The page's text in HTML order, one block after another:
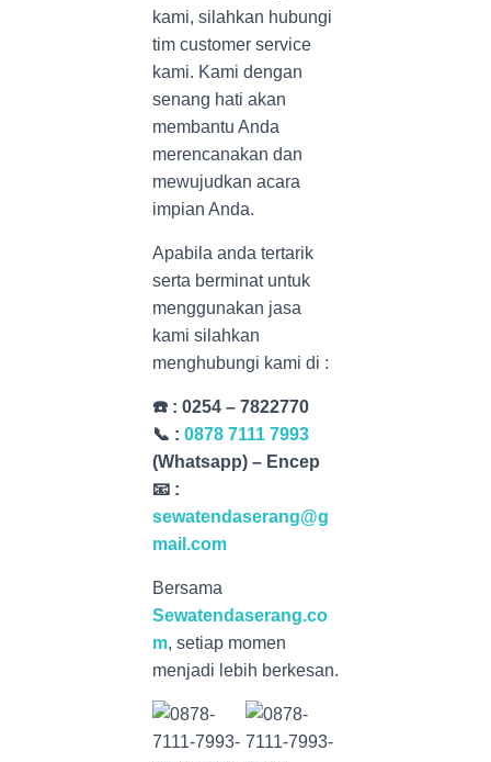
kami, silahkan hubungi
tim customer service
kami. Kami dengan
senang hati akan
membantu Anda
merencanakan dan
mewujudkan acara
impian Anda.
Apabila anda tertarik
serta berminat untuk
menggunakan jasa
kami silahkan
menghubungi kami di :
☎️ : 0254 – 7822770
📞 : 0878 7111 7993
(Whatsapp) – Encep
📧 :
sewatendaserang@g
mail.com
Bersama
Sewatendaserang.co
m, setiap momen
menjadi lebih berkesan.